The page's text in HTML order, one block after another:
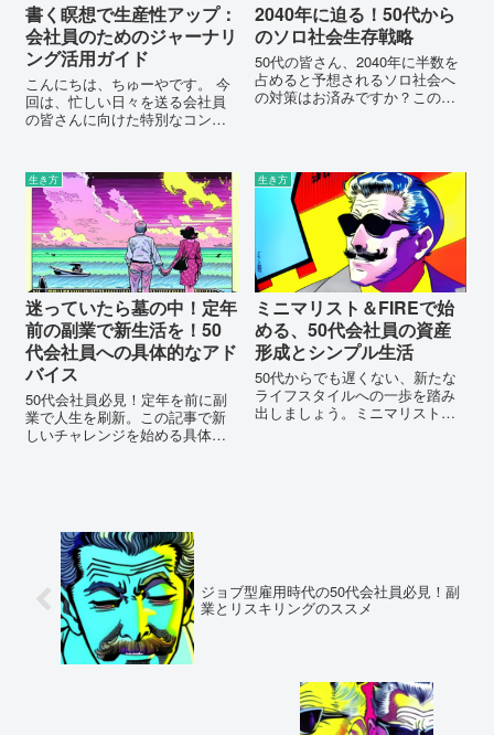
書く瞑想で生産性アップ：
会社員のためのジャーナリ
ング活用ガイド
こんにちは、ちゅーやです。 今
回は、忙しい日々を送る会社員
の皆さんに向けた特別なコンテ
うあなたの悩み、解決の糸口が
ここにあります。 この記事で
は、ジャーナリングを...
2040年に迫る！50代から
のソロ社会生存戦略
50代の皆さん、2040年に半数を
占めると予想されるソロ社会へ
の対策はお済みですか？この記
一歩を踏み出すためのバックア
ップを提供します。
生き方
迷っていたら墓の中！定年
前の副業で新生活を！50
代会社員への具体的なアド
バイス
50代会社員必見！定年を前に副
業で人生を刷新。この記事で新
しいチャレンジを始める具体的
生き方
ミニマリスト＆FIREで始
める、50代会社員の資産
形成とシンプル生活
50代からでも遅くない、新たな
ライフスタイルへの一歩を踏み
出しましょう。ミニマリストと
ジョブ型雇用時代の50代会社員必見！副
業とリスキリングのススメ